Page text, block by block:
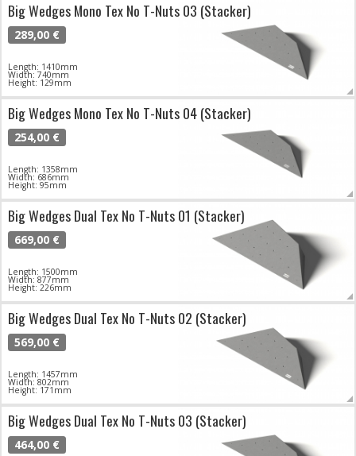
Big Wedges Mono Tex No T-Nuts 03 (Stacker)
289,00 €
Length: 1410mm
Width: 740mm
Height: 129mm
Big Wedges Mono Tex No T-Nuts 04 (Stacker)
254,00 €
Length: 1358mm
Width: 686mm
Height: 95mm
Big Wedges Dual Tex No T-Nuts 01 (Stacker)
669,00 €
Length: 1500mm
Width: 877mm
Height: 226mm
Big Wedges Dual Tex No T-Nuts 02 (Stacker)
569,00 €
Length: 1457mm
Width: 802mm
Height: 171mm
Big Wedges Dual Tex No T-Nuts 03 (Stacker)
464,00 €